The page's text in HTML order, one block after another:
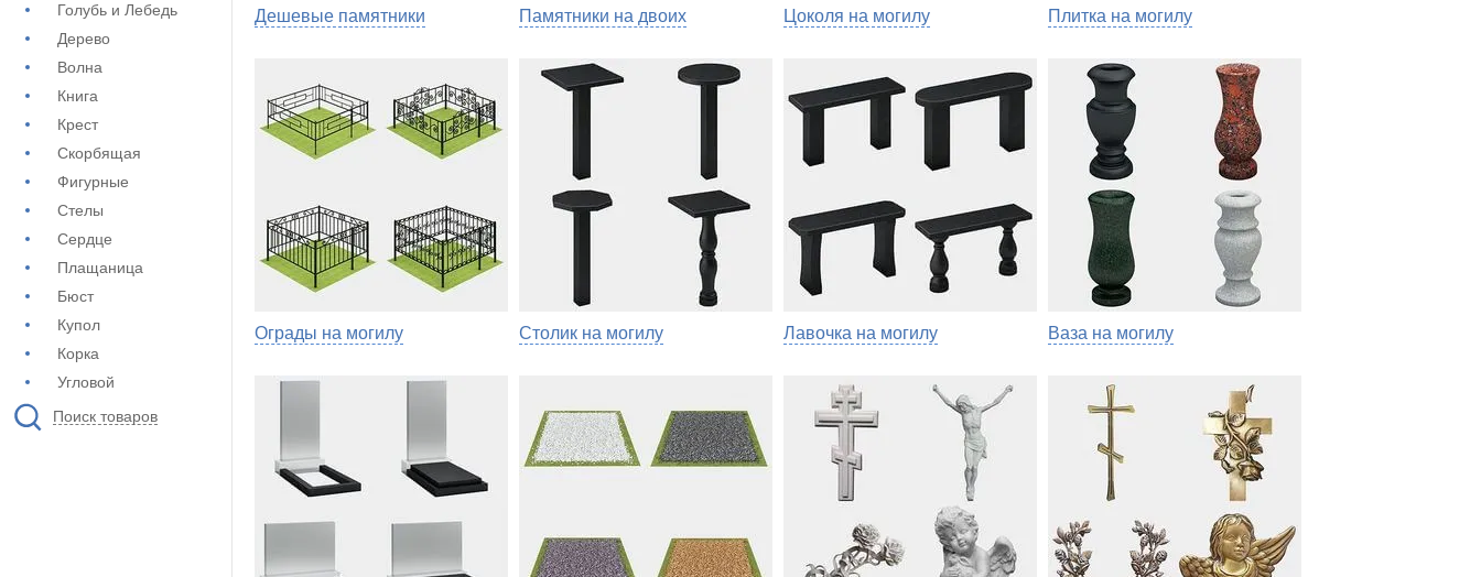
Голубь и Лебедь
Дерево
Волна
Книга
Крест
Скорбящая
Фигурные
Стелы
Сердце
Плащаница
Бюст
Купол
Корка
Угловой
Поиск товаров
Дешевые памятники Памятники на двоих Цоколя на могилу Плитка на могилу
Ограды на могилу Столик на могилу Лавочка на могилу Ваза на могилу